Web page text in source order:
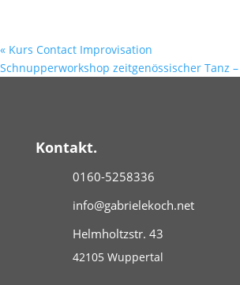
« Kurs Contact Improvisation
Schnupperworkshop zeitgenössischer Tanz
Kontakt.
0160-5258336
info@gabrielekoch.net
Helmholtzstr. 43
42105 Wuppertal